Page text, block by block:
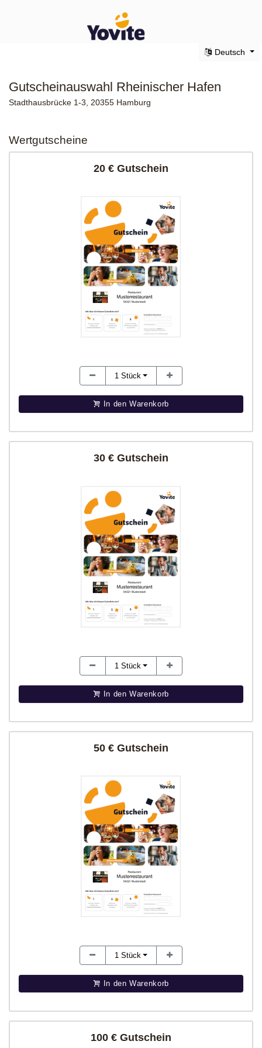
Deutsch
Gutscheinauswahl Rheinischer Hafen
Stadthausbrücke 1-3, 20355 Hamburg
Wertgutscheine
20 € Gutschein
1 Stück
In den Warenkorb
30 € Gutschein
1 Stück
In den Warenkorb
50 € Gutschein
1 Stück
In den Warenkorb
100 € Gutschein